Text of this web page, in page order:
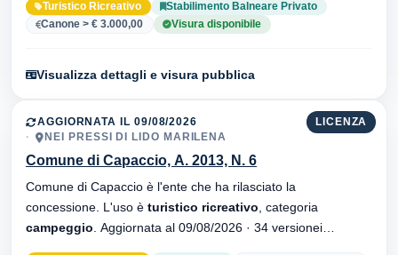
Turistico Ricreativo
Stabilimento Balneare Privato
Canone > € 3.000,00
Visura disponibile
Visualizza dettagli e visura pubblica
LICENZA
AGGIORNATA IL 09/08/2026
NEI PRESSI DI LIDO MARILENA
Comune di Capaccio, A. 2013, N. 6
Comune di Capaccio è l'ente che ha rilasciato la
concessione. L'uso è turistico ricreativo , categoria
campeggio